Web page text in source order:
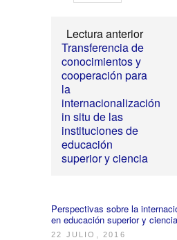
Lectura anterior
Transferencia de
conocimientos y
cooperación para
la
internacionalización
in situ de las
instituciones de
educación
superior y ciencia
Perspectivas sobre la
en educación superior y ciencia
22 JULIO, 2016